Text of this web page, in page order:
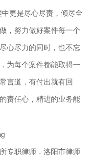
更是尽心尽责，倾尽全
，努力做好案件每一个
心尽力的同时，也不忘
为每个案件都能取得一
言道，有付出就有回
责任心，精进的业务能
职律师，洛阳市律师